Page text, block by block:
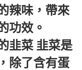
辣味，帶來
功效。
韭菜 韭菜是
除了含有蛋